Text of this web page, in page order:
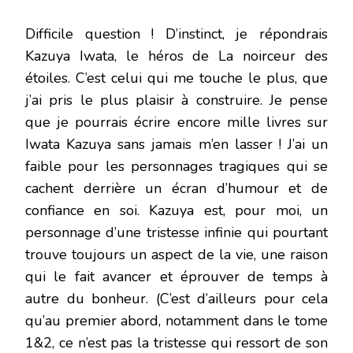
Difficile question ! D’instinct, je répondrais
Kazuya Iwata, le héros de La noirceur des
étoiles. C’est celui qui me touche le plus, que
j’ai pris le plus plaisir à construire. Je pense
que je pourrais écrire encore mille livres sur
Iwata Kazuya sans jamais m’en lasser ! J’ai un
faible pour les personnages tragiques qui se
cachent derrière un écran d’humour et de
confiance en soi. Kazuya est, pour moi, un
personnage d’une tristesse infinie qui pourtant
trouve toujours un aspect de la vie, une raison
qui le fait avancer et éprouver de temps à
autre du bonheur. (C’est d’ailleurs pour cela
qu’au premier abord, notamment dans le tome
1&2, ce n’est pas la tristesse qui ressort de son